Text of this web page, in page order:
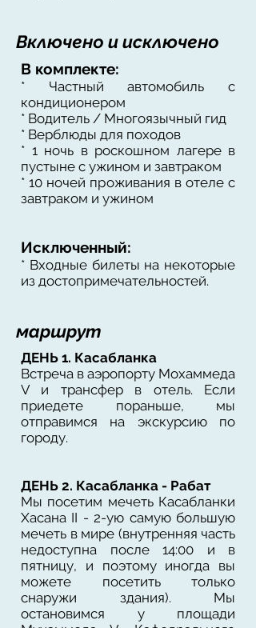
Включено и исключено
В комплекте:
* Частный автомобиль с
кондиционером
* Водитель / Многоязычный гид
* Верблюды для походов
* 1 ночь в роскошном лагере в
пустыне с ужином и завтраком
* 10 ночей проживания в отеле с
завтраком и ужином
Исключенный:
* Входные билеты на некоторые
из достопримечательностей.
маршрут
ДЕНЬ 1. Касабланка
Встреча в аэропорту Мохаммеда
V и трансфер в отель. Если
приедете пораньше, мы
отправимся на экскурсию по
городу.
ДЕНЬ 2. Касабланка - Рабат
Мы посетим мечеть Касабланки
Хасана II - 2-ую самую большую
мечеть в мире (внутренняя часть
недоступна после 14:00 и в
пятницу, и поэтому иногда вы
можете посетить только
снаружи здания). Мы
остановимся у площади